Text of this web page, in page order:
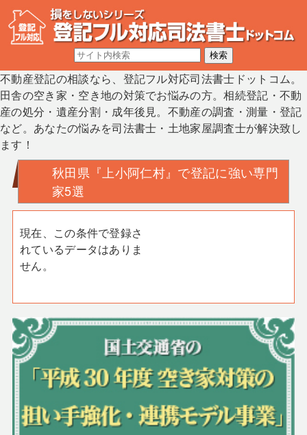
不動産登記の相談なら、登記フル対応司法書士ドットコム。
田舎の空き家・空き地の対策でお悩みの方。相続登記・不動
産の処分・遺産分割・成年後見。不動産の調査・測量・登記
など。あなたの悩みを司法書士・土地家屋調査士が解決致し
ます！
秋田県『上小阿仁村』で登記に強い専門
家5選
現在、この条件で登録さ
れているデータはありま
せん。